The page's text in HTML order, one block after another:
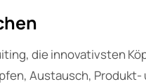
die innovativsten
Austausch, Produkt-